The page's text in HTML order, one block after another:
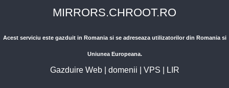
MIRRORS.CHROOT.RO
Acest serviciu este gazduit in Romania si se adreseaza utilizatorilor din Romania si
Uniunea Europeana.
Gazduire Web| domenii VPS LIR